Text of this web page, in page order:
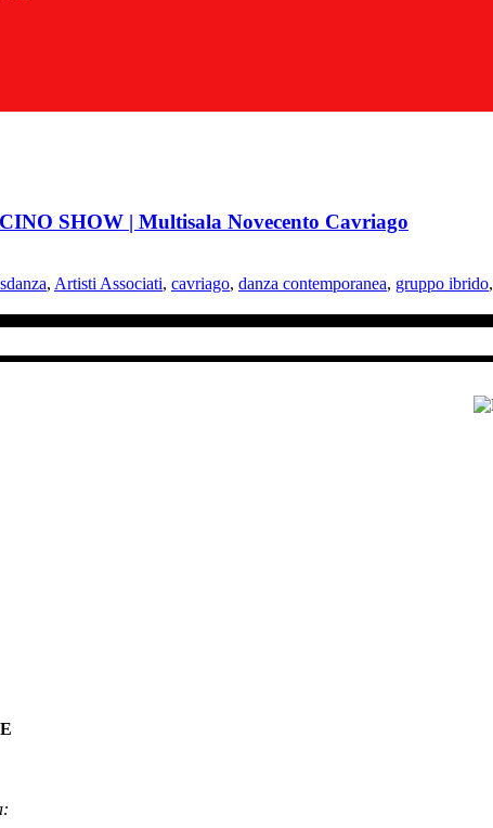
SHOW | Multisala Novecento Cavriago
, Artisti Associati, cavriago, danza contemporanea, gruppo ibrido,